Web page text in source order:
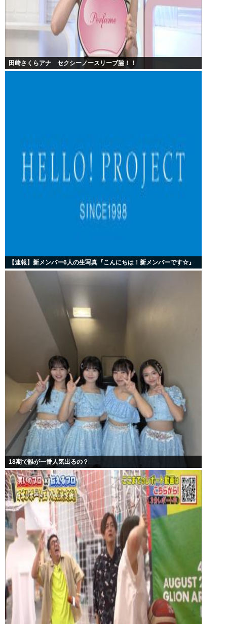
田﨑さくらアナ セクシーノースリーブ脇！！
【速報】新メンバー6人の生写真『こんにちは！新メンバーです☆』
18期で誰が一番人気出るの？